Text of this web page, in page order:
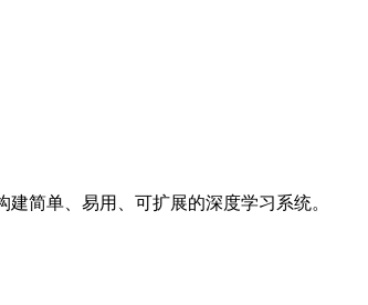
简单、易用、可扩展的深度学习系统。